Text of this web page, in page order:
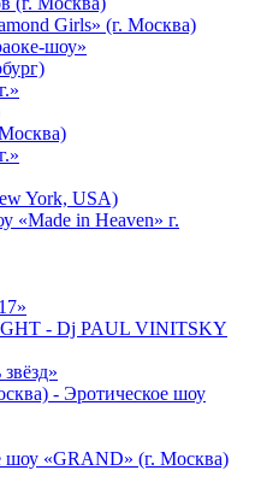
Girls» (г. Москва)
шоу»
York, USA)
«Made in Heaven» г.
- Dj PAUL VINITSKY
- Эротическое шоу
шоу «GRAND» (г. Москва)